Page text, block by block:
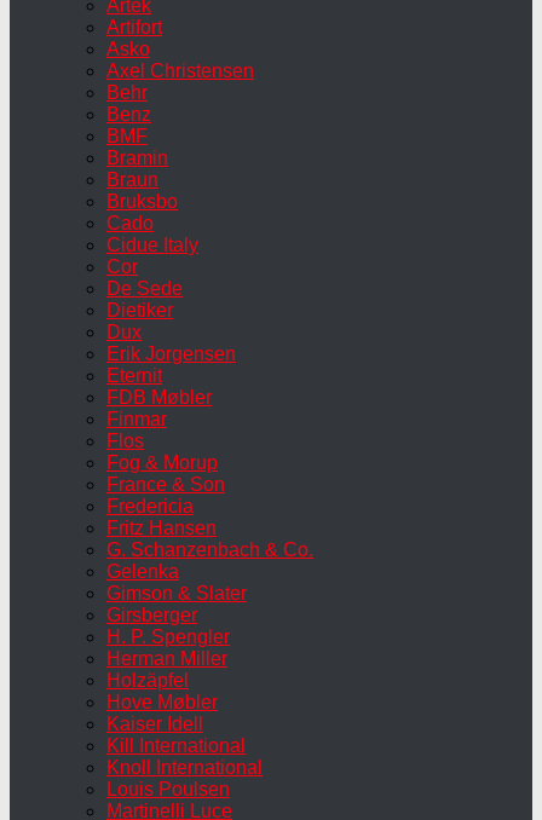
Artek
Artifort
Asko
Axel Christensen
Behr
Benz
BMF
Bramin
Braun
Bruksbo
Cado
Cidue Italy
Cor
De Sede
Dietiker
Dux
Erik Jorgensen
Eternit
FDB Møbler
Finmar
Flos
Fog & Morup
France & Son
Fredericia
Fritz Hansen
G. Schanzenbach & Co.
Gelenka
Gimson & Slater
Girsberger
H. P. Spengler
Herman Miller
Holzäpfel
Hove Møbler
Kaiser Idell
Kill International
Knoll International
Louis Poulsen
Martinelli Luce